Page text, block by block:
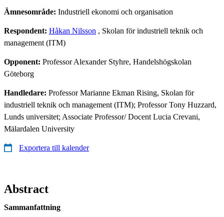
Ämnesområde: Industriell ekonomi och organisation
Respondent: Håkan Nilsson , Skolan för industriell teknik och
management (ITM)
Opponent: Professor Alexander Styhre, Handelshögskolan
Göteborg
Handledare: Professor Marianne Ekman Rising, Skolan för
industriell teknik och management (ITM); Professor Tony Huzzard,
Lunds universitet; Associate Professor/ Docent Lucia Crevani,
Mälardalen University
Exportera till kalender
Abstract
Sammanfattning